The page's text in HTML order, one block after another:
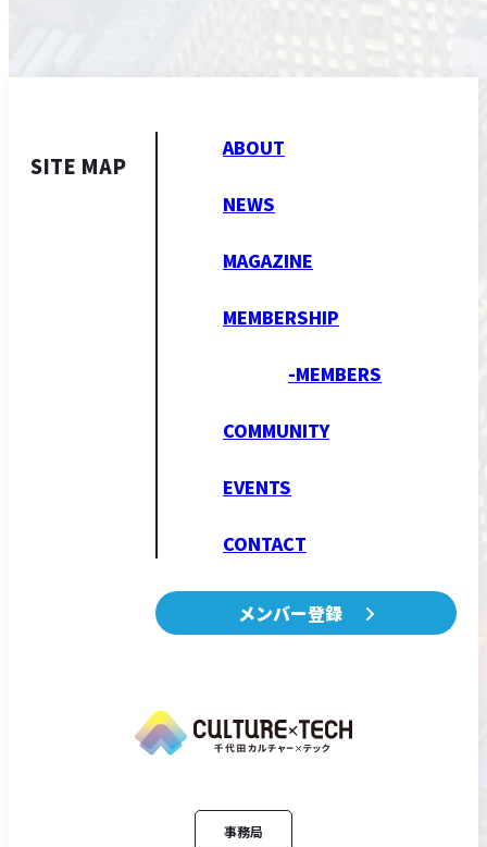
SITE MAP
ABOUT
NEWS
MAGAZINE
MEMBERSHIP
-MEMBERS
COMMUNITY
EVENTS
CONTACT
メンバー登録
事務局